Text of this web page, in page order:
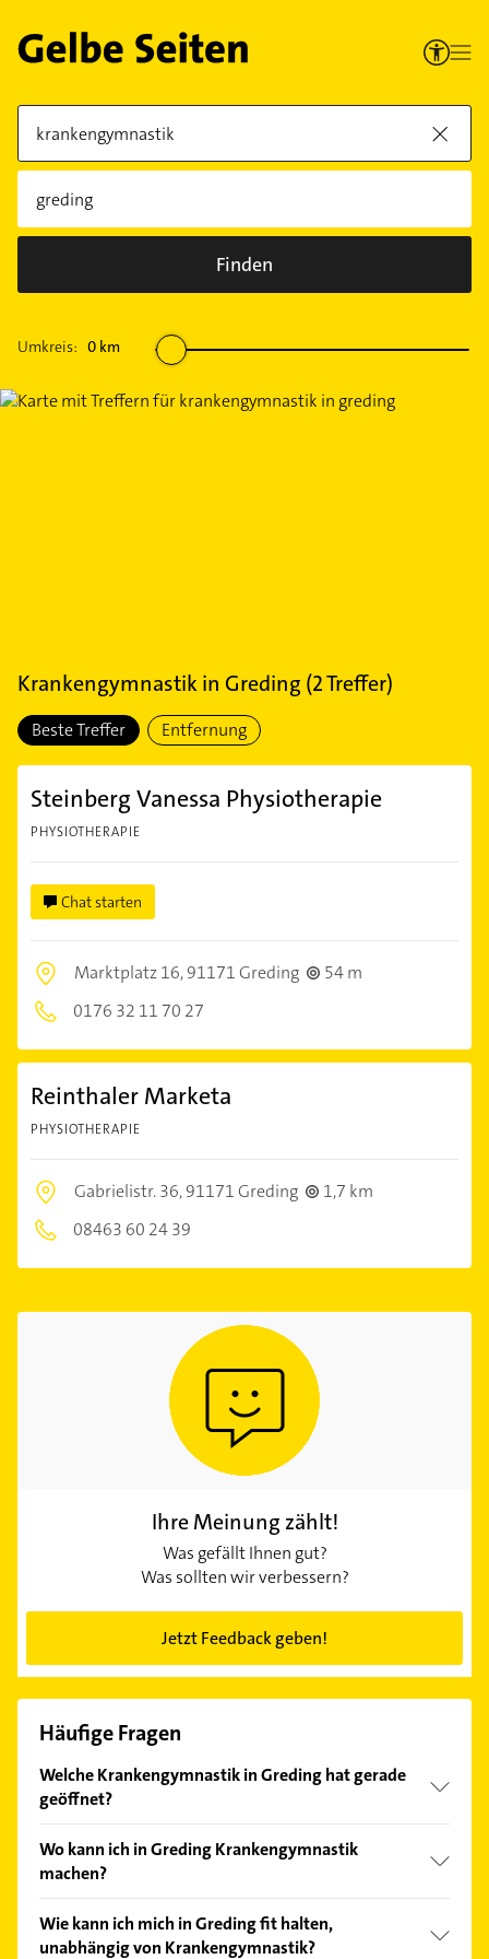
Finden
Umkreis: 0 km
Krankengymnastikin Greding (2Treffer)
Beste Treffer Entfernung
Steinberg Vanessa Physiotherapie
PHYSIOTHERAPIE
Chat starten
Marktplatz 16,91171 Greding
54 m
0176 32 11 70 27
Reinthaler Marketa
PHYSIOTHERAPIE
Gabrielistr. 36,91171 Greding
1,7 km
08463 60 24 39
Ihre Meinung zählt!
Was gefällt Ihnen gut?
Was sollten wir verbessern?
Jetzt Feedback geben!
Häufige Fragen
Welche Krankengymnastik in Greding hat gerade
geöffnet?
Bitte beachten Sie, dass diese an Sonn- und
Feiertagen abweichen können.
Wo kann ich in Greding Krankengymnastik
machen?
zahlreiche Physiotherapie-Praxen, die
Wie kann ich mich in Greding fit halten,
unabhängig von Krankengymnastik?